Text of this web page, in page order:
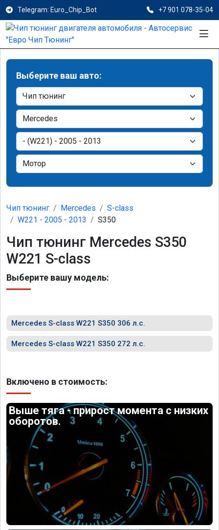
Telegram: Euro_Chip_Bot +7 901 078-35-04
Выберите ваш авто:
Чип тюнинг Mercedes
S-class
W221 - 2005 - 2013
S350
Чип тюнинг Mercedes S350
W221 S-class
Выберите вашу модель:
Mercedes S-class W221 S350 306 л.с.
Mercedes S-class W221 S350 272 л.с.
Включено в стоимость:
Выше тяга - прирост момента с низких
оборотов.